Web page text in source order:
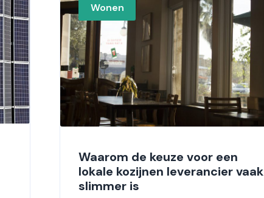
Wonen
Waarom de keuze voor een
lokale kozijnen leverancier vaak
slimmer is